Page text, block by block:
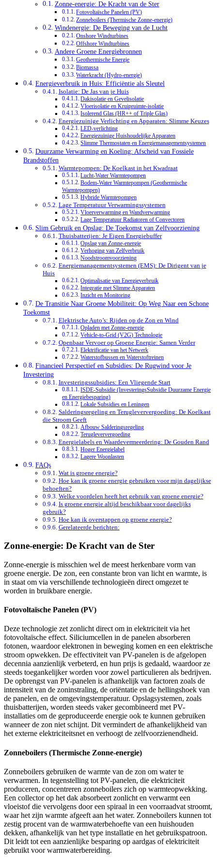
Zonne-energie: De Kracht van de Ster
Fotovoltaïsche Panelen (PV)
Zonneboilers (Thermische Zonne-energie)
Windenergie: De Beweging van de Lucht
Onshore Windturbines
Offshore Windturbines
Andere Groene Energiebronnen
Geothermische Energie
Biomassa
Waterkracht (Hydro-energie)
Energieverbruik in Huis: Efficiëntie als Sleutel
Isolatie: De Jas van je Huis
Dakisolatie en Gevelisolatie
Vloerisolatie en Kruipruimte-isolatie
Isolerend Glas (HR++ of Triple Glas)
Energiezuinige Verlichting en Apparaten: Slimme Keuzes
LED-verlichting
Energiezuinige Huishoudelijke Apparaten
Slimme Thermostaten en Energiemanagementsystemen
Duurzame Verwarming en Koeling: Afscheid van Fossiele
Brandstoffen
Warmtepompen: De Koelkast in het Kwadraat
Lucht-Water Warmtepompen
Bodem-Water Warmtepompen (Geothermische
Warmtepompen)
Hybride Warmtepompen
Lage Temperatuur Verwarmingssystemen
Vloerverwarming en Wandverwarming
Lage Temperatuur Radiatoren of Convectoren
Slim Gebruik en Opslag: De Toekomst van Zelfvoorziening
Thuisbatterijen: Je Eigen Energiebuffer
Opslag van Zonne-energie
Verhoging van Zelfverbruik
Noodstroomvoorziening
Energiemanagementsystemen (EMS): De Dirigent van je
Huis
Optimalisatie van Energieverbruik
Integratie met Slimme Apparaten
Inzicht en Monitoring
De Transitie Naar Groene Mobiliteit: Op Weg Naar een Schone
Toekomst
Elektrische Auto’s: Rijden op de Zon en Wind
Opladen met Zonne-energie
Vehicle-to-Grid (V2G) Technologie
Openbaar Vervoer op Groene Energie: Samen Verder
Elektrificatie van het Netwerk
Waterstofbussen en Waterstoftreinen
Financieel Perspectief en Subsidies: De Rugwind voor Je
Investering
Investeringssubsidies: Een Vliegende Start
ISDE-Subsidie (InvesteringsSubsidie Duurzame Energie
en Energiebesparing)
Lokale Subsidies en Leningen
Salderingsregeling en Terugleververgoeding: De Koelkast
die Stroom Geeft
Afbouw Salderingsregeling
Terugleververgoeding
Energielabels en Waardevermeerdering: De Gouden Rand
Hoger Energielabel
Lagere Woonlasten
FAQs
Wat is groene energie?
Hoe kan ik groene energie gebruiken voor mijn dagelijkse
behoeften?
Welke voordelen heeft het gebruik van groene energie?
Is groene energie altijd beschikbaar voor dagelijks
gebruik?
Hoe kan ik overstappen op groene energie?
Gerelateerde berichten:
Zonne-energie: De Kracht van de Ster
Zonne-energie is misschien wel de meest herkenbare vorm van
groene energie. De zon, een constante bron van licht en warmte, is
in staat om via verschillende technologieën direct omgezet te
worden in bruikbare energie.
Fotovoltaïsche Panelen (PV)
Deze technologie zet zonlicht direct om in elektriciteit via het
fotovoltaïsche effect. Siliciumcellen in de panelen absorberen
fotonen, waardoor elektronen in beweging komen en een elektrische
stroom opwekken. De effectiviteit van PV-panelen is de afgelopen
decennia aanzienlijk verbeterd, en hun prijs is gedaald, waardoor ze
steeds toegankelijker worden voor zowel particulieren als bedrijven.
De opbrengst van PV-panelen is afhankelijk van factoren zoals de
intensiteit van de zoninstraling, de oriëntatie en de hellingshoek van
de panelen, en de omgevingstemperatuur. Opslagsystemen, zoals
thuisbatterijen, worden steeds vaker gecombineerd met PV-
installaties om de geproduceerde energie ook te kunnen gebruiken
wanneer de zon niet schijnt. Dit vermindert de afhankelijkheid van
het externe elektriciteitsnet en verhoogt de zelfvoorzienendheid.
Zonneboilers (Thermische Zonne-energie)
Zonneboilers gebruiken de warmte van de zon om water te
verwarmen. In tegenstelling tot PV-panelen, die elektriciteit
produceren, concentreren zonneboilers zich op warmteopwekking.
Een collector op het dak absorbeert zonlicht en verwarmt een
vloeistof die vervolgens door een spiraal in een voorraadvat stroomt,
waar het zijn warmte afgeeft aan het water. Zonneboilers kunnen tot
zestig procent van de warmwaterbehoefte van een huishouden
dekken, afhankelijk van het type installatie en het gebruikspatroon.
Dit leidt tot een aanzienlijke besparing op aardgas of elektriciteit
gebruikt voor warmwaterbereiding.